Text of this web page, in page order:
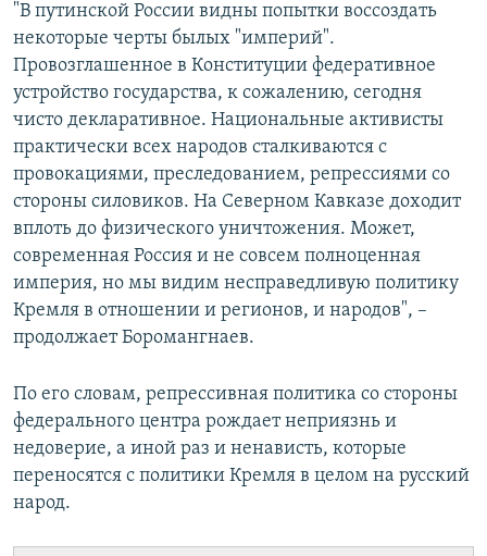
"В путинской России видны попытки воссоздать
некоторые черты былых "империй".
Провозглашенное в Конституции федеративное
устройство государства, к сожалению, сегодня
чисто декларативное. Национальные активисты
практически всех народов сталкиваются с
провокациями, преследованием, репрессиями со
стороны силовиков. На Северном Кавказе доходит
вплоть до физического уничтожения. Может,
современная Россия и не совсем полноценная
империя, но мы видим несправедливую политику
Кремля в отношении и регионов, и народов", –
продолжает Боромангнаев.
По его словам, репрессивная политика со стороны
федерального центра рождает неприязнь и
недоверие, а иной раз и ненависть, которые
переносятся с политики Кремля в целом на русский
народ.